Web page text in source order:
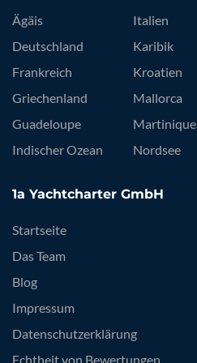
Ägäis
Deutschland
Frankreich
Griechenland
Guadeloupe
Indischer Ozean
Italien
Karibik
Kroatien
Mallorca
Martinique
Nordsee
1a Yachtcharter GmbH
Startseite
Das Team
Blog
Impressum
Datenschutzerklärung
Echtheit von Bewertungen